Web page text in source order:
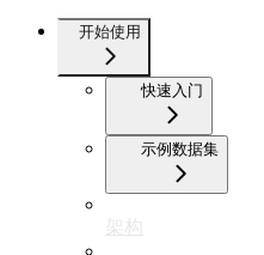
开始使用
快速入门
示例数据集
架构